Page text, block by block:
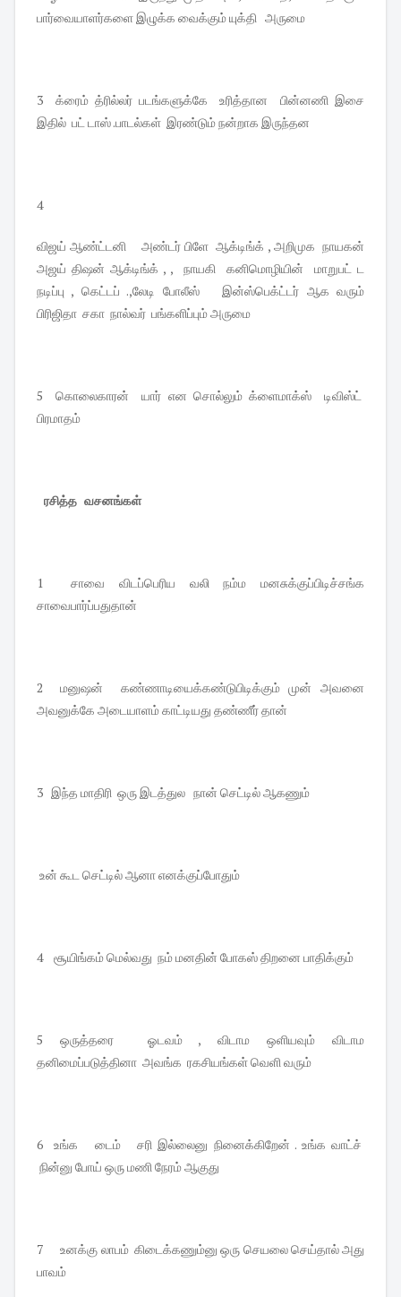
பார்வையாளர்களை இழுக்க வைக்கும் யுக்தி அருமை
3 க்ரைம் த்ரில்லர் படங்களுக்கே உரித்தான பின்னணி இசை
இதில் பட் டாஸ் .பாடல்கள் இரண்டும் நன்றாக இருந்தன
4
விஜய் ஆண்ட்டனி அண்டர் பிளே ஆக்டிங்க் , அறிமுக நாயகன்
அஜய் திஷன் ஆக்டிங்க் , , நாயகி கனிமொழியின் மாறுபட் ட
நடிப்பு , கெட்டப் .,லேடி போலீஸ் இன்ஸ்பெக்ட்டர் ஆக வரும்
பிரிஜிதா சகா நால்வர் பங்களிப்பும் அருமை
5 கொலைகாரன் யார் என சொல்லும் க்ளைமாக்ஸ் டிவிஸ்ட்
பிரமாதம்
ரசித்த வசனங்கள்
1 சாவை விடப்பெரிய வலி நம்ம மனசுக்குப்பிடிச்சங்க
சாவைபார்ப்பதுதான்
2 மனுஷன் கண்ணாடியைக்கண்டுபிடிக்கும் முன் அவனை
அவனுக்கே அடையாளம் காட்டியது தண்ணீர் தான்
3 இந்த மாதிரி ஒரு இடத்துல நான் செட்டில் ஆகணும்
உன் கூட செட்டில் ஆனா எனக்குப்போதும்
4 சூயிங்கம் மெல்வது நம் மனதின் போகஸ் திறனை பாதிக்கும்
5 ஒருத்தரை ஓடவம் , விடாம ஒளியவும் விடாம
தனிமைப்படுத்தினா அவங்க ரகசியங்கள் வெளி வரும்
6 உங்க டைம் சரி இல்லைனு நினைக்கிறேன் . உங்க வாட்ச்
நின்னு போய் ஒரு மணி நேரம் ஆகுது
7 உனக்கு லாபம் கிடைக்கணும்னு ஒரு செயலை செய்தால் அது
பாவம்